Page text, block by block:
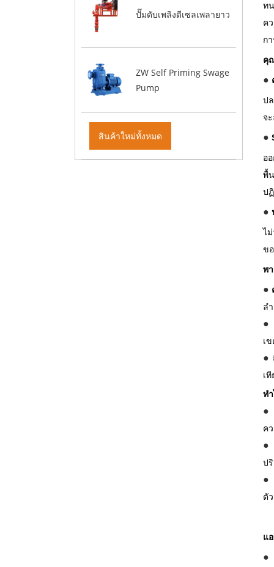
ปั๊มดับเพลิงดีเซลเพลายาว
ZW Self Priming Swage
Pump
สินค้าใหม่ทั้งหมด
ท
ค
ก
คุ
ป
จ
อ
พื้
ป
ไ
ข
พ
ล
เ
เ
ท
ค
ป
ตั
แ